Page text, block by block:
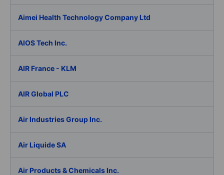
Aimei Health Technology Company Ltd
AIOS Tech Inc.
AIR France - KLM
AIR Global PLC
Air Industries Group Inc.
Air Liquide SA
Air Products & Chemicals Inc.